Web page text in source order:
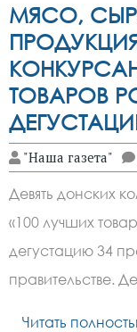
МЯСО,
ТОВАРОВ
"Наша газета"
Девять донских
«100 лучших
дегустацию 34
правительстве.
Читать